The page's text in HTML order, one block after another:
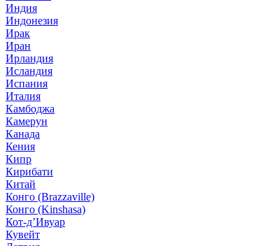
Индия
Индонезия
Ирак
Иран
Ирландия
Исландия
Испания
Италия
Камбоджа
Камерун
Канада
Кения
Кипр
Кирибати
Китай
Конго (Brazzaville)
Конго (Kinshasa)
Кот-д’Ивуар
Кувейт